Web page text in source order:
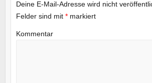
Deine E-Mail-Adresse wird nicht
Felder sind mit *markiert
Kommentar